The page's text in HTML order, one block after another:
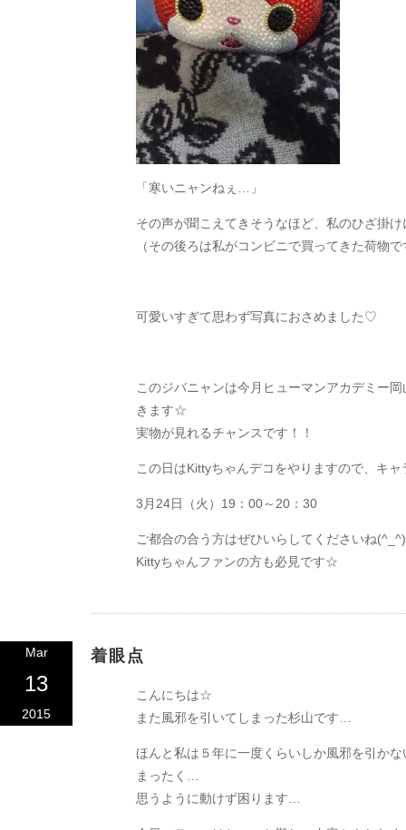
「寒いニャンねぇ…」
その声が聞こえてきそうなほど、私のひざ掛
（その後ろは私がコンビニで買ってきた荷物
可愛いすぎて思わず写真におさめました♡
このジバニャンは今月ヒューマンアカデミー
きます☆
実物が見れるチャンスです！！
この日はKittyちゃんデコをやりますので、キ
3月24日（火）19：00～20：30
ご都合の合う方はぜひいらしてくださいね
Kittyちゃんファンの方も必見です☆
Mar
13
2015
着眼点
こんにちは☆
また風邪を引いてしまった杉山です…
ほんと私は５年に一度くらいしか風邪を引か
まったく…
思うように動けず困ります…